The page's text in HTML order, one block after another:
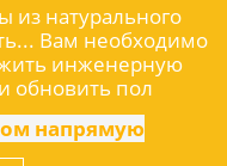
из натурального
Вам необходимо
инженерную
обновить пол
напрямую